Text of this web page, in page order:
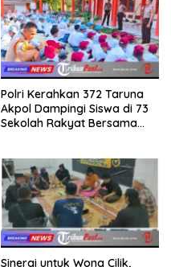
Polri Kerahkan 372 Taruna
Akpol Dampingi Siswa di 73
Sekolah Rakyat Bersama
Sinergi untuk Wong Cilik,